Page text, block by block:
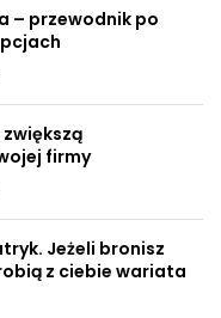
– przewodnik po
firmy
Jeżeli bronisz
z ciebie wariata